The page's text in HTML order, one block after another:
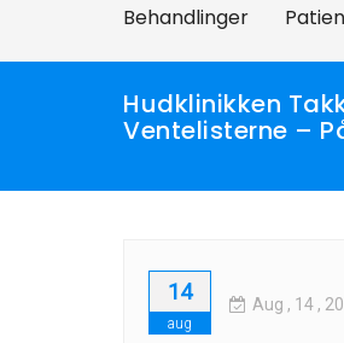
Behandlinger
Hudklinikken
Ventelisterne –
14
aug
Aug , 14 ,